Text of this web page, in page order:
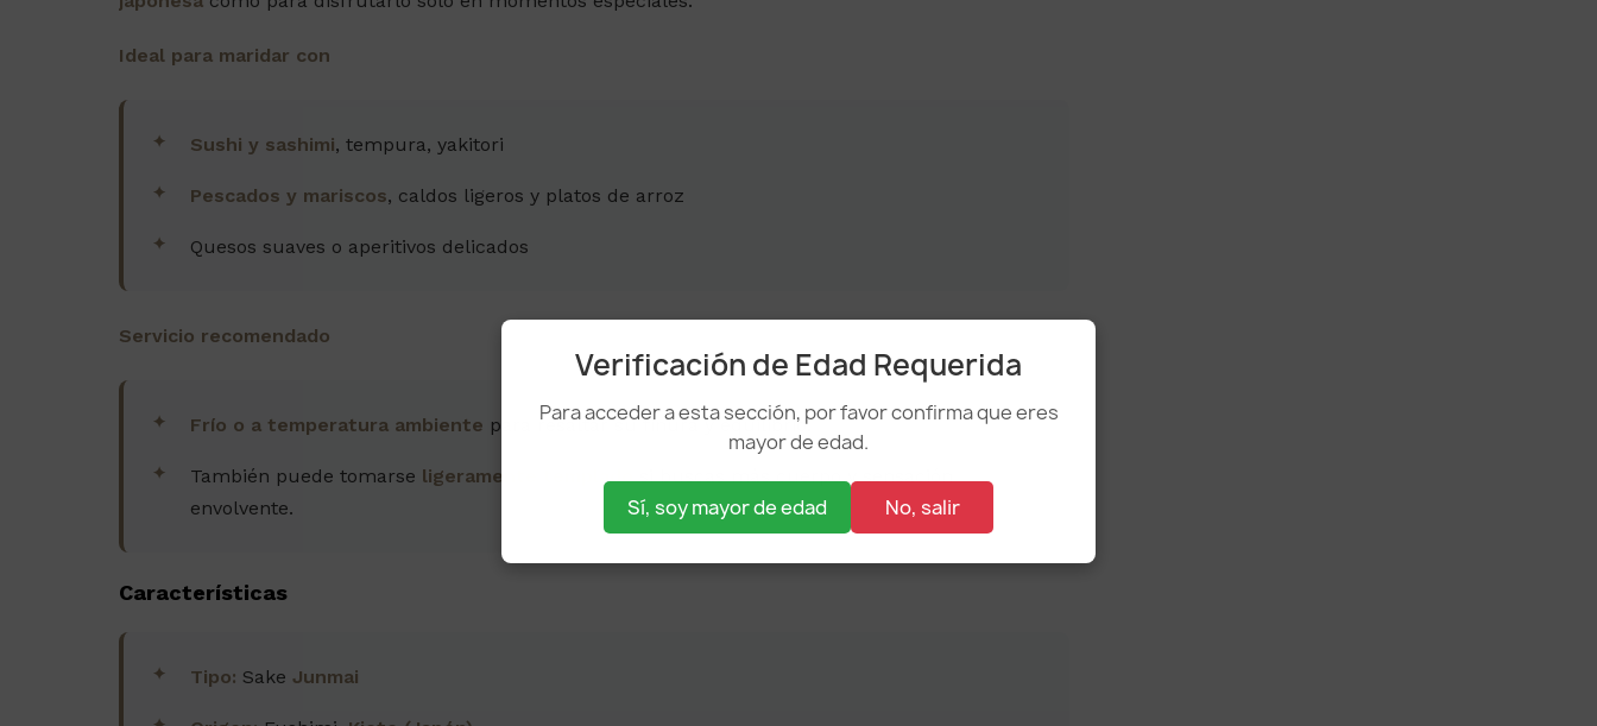
Ideal para maridar con
Sushi y sashimi, tempura, yakitori
Pescados y mariscos, caldos ligeros y platos de arroz
Quesos suaves o aperitivos delicados
Servicio recomendado
Frío o a temperatura ambiente para resaltar su finura y equilibrio.
También puede tomarse ligeramente templadosi buscas más cuerpo y sensación
envolvente.
Características
Tipo: Sake Junmai
Verificación de Edad Requerida
Para acceder a esta sección, por favor confirma que eres
mayor de edad.
Sí, soy mayor de edad No, salir